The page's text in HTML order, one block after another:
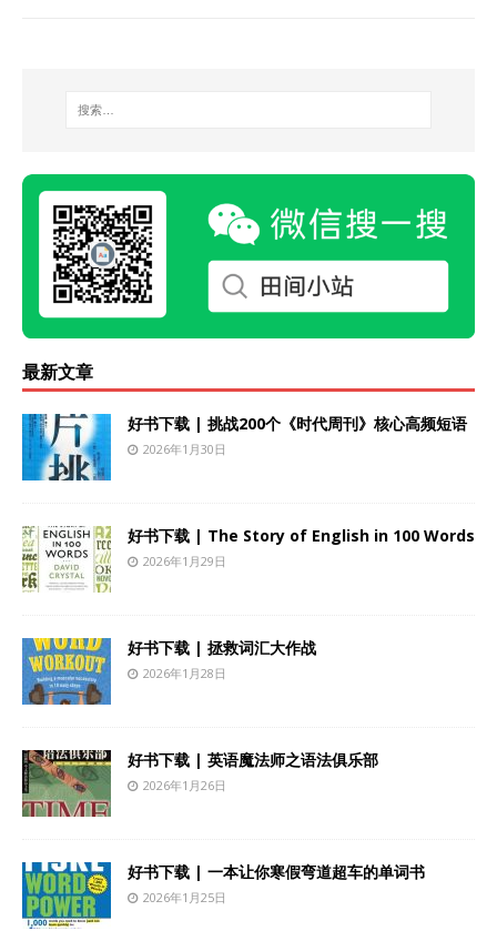
最新文章
好书下载 | 挑战200个《时代周刊》核心高频短语
2026年1月30日
好书下载 | The Story of English in 100 Words
2026年1月29日
好书下载 | 拯救词汇大作战
2026年1月28日
好书下载 | 英语魔法师之语法俱乐部
2026年1月26日
好书下载 | 一本让你寒假弯道超车的单词书
2026年1月25日